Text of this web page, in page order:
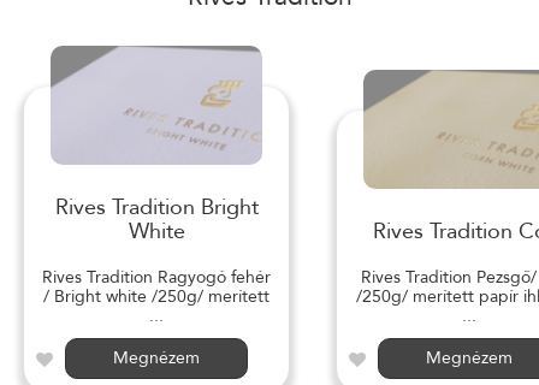
Rives Tradition Bright
White
Rives Tradition Ragyogó fehér
/ Bright white /250g/ merített
...
Megnézem
Rives Tradition
Rives Tradition
/250g/ merített papír
...
Megnézem